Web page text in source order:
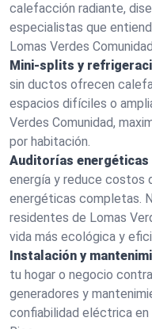
calefacción radiante,
especialistas que
Lomas Verdes
Mini-splits y
sin ductos ofrecen
espacios difíciles o
Verdes Comunidad,
por habitación.
Auditorías energéticas
energía y reduce costos
energéticas completas.
residentes de Lomas
vida más ecológica y
Instalación y
tu hogar o negocio
generadores y
confiabilidad eléctrica en